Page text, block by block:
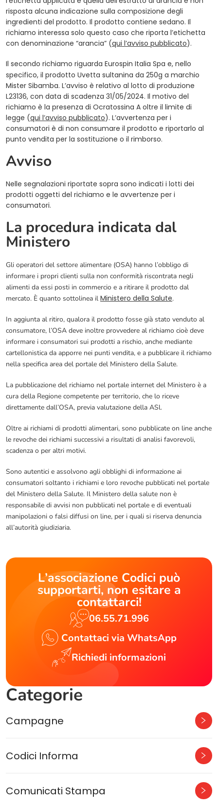
risposta alcuna indicazione sulla composizione degli
ingredienti del prodotto. Il prodotto contiene sedano. Il
richiamo interessa solo questo caso che riporta l’etichetta
con denominazione “arancia” (qui l’avviso pubblicato(opens in
).
Il secondo richiamo riguarda Eurospin Italia Spa e, nello
specifico, il prodotto Uvetta sultanina da 250g a marchio
Mister Sibamba. L’avviso è relativo al lotto di produzione
L23136, con data di scadenza 31/05/2024. Il motivo del
richiamo è la presenza di Ocratossina A oltre il limite di
legge (qui l’avviso pubblicato(opens in a new tab)
). L’avvertenza per i
consumatori è di non consumare il prodotto e riportarlo al
punto vendita per la sostituzione o il rimborso.
Avviso
Nelle segnalazioni riportate sopra sono indicati i lotti dei
prodotti oggetti del richiamo e le avvertenze per i
consumatori.
La procedura indicata dal
Ministero
Gli operatori del settore alimentare (OSA) hanno l’obbligo di
informare i propri clienti sulla non conformità riscontrata negli
alimenti da essi posti in commercio e a ritirare il prodotto dal
mercato. È quanto sottolinea il Ministero della Salute(opens in a
.
In aggiunta al ritiro, qualora il prodotto fosse già stato venduto al
consumatore, l’OSA deve inoltre provvedere al richiamo cioè deve
informare i consumatori sui prodotti a rischio, anche mediante
cartellonistica da apporre nei punti vendita, e a pubblicare il richiamo
nella specifica area del portale del Ministero della Salute.
La pubblicazione del richiamo nel portale internet del Ministero è a
cura della Regione competente per territorio, che lo riceve
direttamente dall’OSA, previa valutazione della ASl.
Oltre ai richiami di prodotti alimentari, sono pubblicate on line anche
le revoche dei richiami successivi a risultati di analisi favorevoli,
scadenza o per altri motivi.
Sono autentici e assolvono agli obblighi di informazione ai
consumatori soltanto i richiami e loro revoche pubblicati nel portale
del Ministero della Salute. Il Ministero della salute non è
responsabile di avvisi non pubblicati nel portale e di eventuali
manipolazioni o falsi diffusi on line, per i quali si riserva denuncia
all’autorità giudiziaria.
L’associazione Codici può
supportarti, non esitare a
contattarci!
06.55.71.996
Contattaci via WhatsApp
Richiedi informazioni
Categorie
Campagne
Codici Informa
Comunicati Stampa